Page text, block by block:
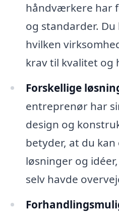
håndværkere har
og standarder.
hvilken
krav til kvalitet og
Forskellige
entreprenør har
design og
betyder, at du
løsninger og
selv havde